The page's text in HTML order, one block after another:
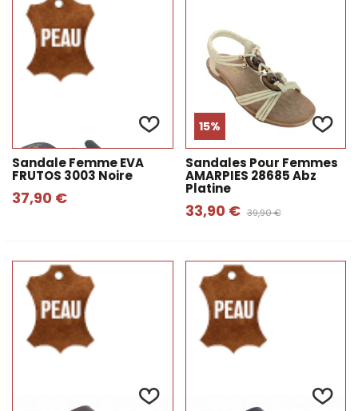
Sandale Femme EVA
FRUTOS 3003 Noire
37,90 €
15%
Sandales Pour Femmes
AMARPIES 28685 Abz
Platine
33,90 € 39,90 €